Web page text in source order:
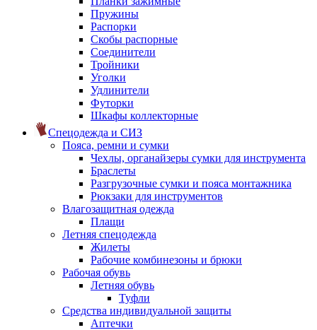
Пружины
Распорки
Скобы распорные
Соединители
Тройники
Уголки
Удлинители
Футорки
Шкафы коллекторные
Спецодежда и СИЗ
Пояса, ремни и сумки
Чехлы, органайзеры сумки для инструмента
Браслеты
Разгрузочные сумки и пояса монтажника
Рюкзаки для инструментов
Влагозащитная одежда
Плащи
Летняя спецодежда
Жилеты
Рабочие комбинезоны и брюки
Рабочая обувь
Летняя обувь
Туфли
Средства индивидуальной защиты
Аптечки